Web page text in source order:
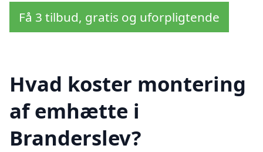
Få 3 tilbud, gratis og uforpligtende
Hvad koster montering
af emhætte i
Branderslev?